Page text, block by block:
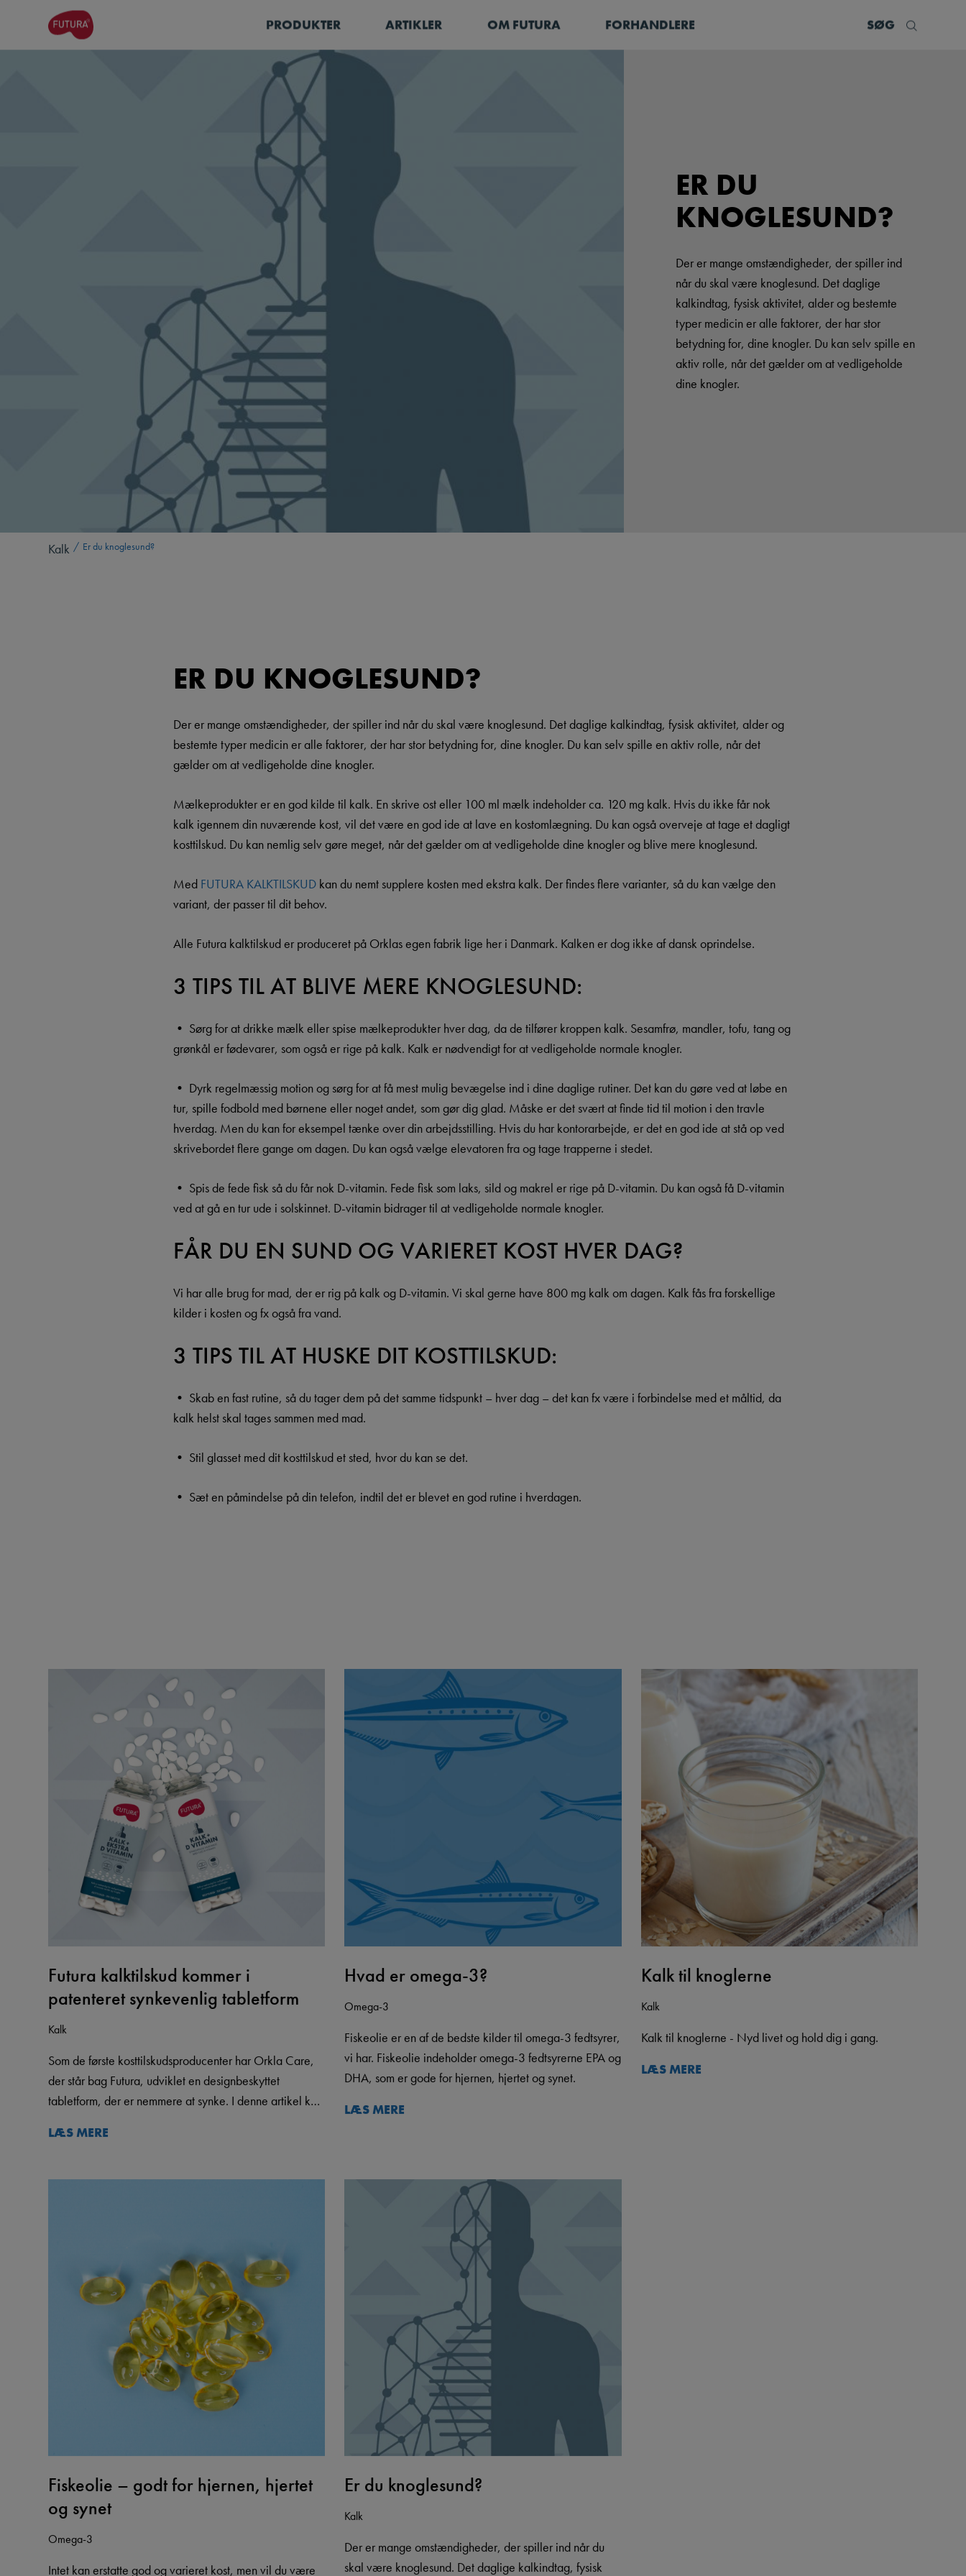
PRODUKTER ARTIKLER OM FUTURA FORHANDLERE SØG
ER DU
KNOGLESUND?
Der er mange omstændigheder, der spiller ind
når du skal være knoglesund. Det daglige
kalkindtag, fysisk aktivitet, alder og bestemte
typer medicin er alle faktorer, der har stor
betydning for, dine knogler. Du kan selv spille en
aktiv rolle, når det gælder om at vedligeholde
dine knogler.
Kalk Er du knoglesund?
ER DU KNOGLESUND?
Der er mange omstændigheder, der spiller ind når du skal være knoglesund. Det daglige kalkindtag, fysisk aktivitet, alder og
bestemte typer medicin er alle faktorer, der har stor betydning for, dine knogler. Du kan selv spille en aktiv rolle, når det
gælder om at vedligeholde dine knogler.
Mælkeprodukter er en god kilde til kalk. En skrive ost eller 100 ml mælk indeholder ca. 120 mg kalk. Hvis du ikke får nok
kalk igennem din nuværende kost, vil det være en god ide at lave en kostomlægning. Du kan også overveje at tage et dagligt
kosttilskud. Du kan nemlig selv gøre meget, når det gælder om at vedligeholde dine knogler og blive mere knoglesund.
Med FUTURA KALKTILSKUD kan du nemt supplere kosten med ekstra kalk. Der findes flere varianter, så du kan vælge den
variant, der passer til dit behov.
Alle Futura kalktilskud er produceret på Orklas egen fabrik lige her i Danmark. Kalken er dog ikke af dansk oprindelse.
3 TIPS TIL AT BLIVE MERE KNOGLESUND:
• Sørg for at drikke mælk eller spise mælkeprodukter hver dag, da de tilfører kroppen kalk. Sesamfrø, mandler, tofu, tang og
grønkål er fødevarer, som også er rige på kalk. Kalk er nødvendigt for at vedligeholde normale knogler.
• Dyrk regelmæssig motion og sørg for at få mest mulig bevægelse ind i dine daglige rutiner. Det kan du gøre ved at løbe en
tur, spille fodbold med børnene eller noget andet, som gør dig glad. Måske er det svært at finde tid til motion i den travle
hverdag. Men du kan for eksempel tænke over din arbejdsstilling. Hvis du har kontorarbejde, er det en god ide at stå op ved
skrivebordet flere gange om dagen. Du kan også vælge elevatoren fra og tage trapperne i stedet.
• Spis de fede fisk så du får nok D-vitamin. Fede fisk som laks, sild og makrel er rige på D-vitamin. Du kan også få D-vitamin
ved at gå en tur ude i solskinnet. D-vitamin bidrager til at vedligeholde normale knogler.
FÅR DU EN SUND OG VARIERET KOST HVER DAG?
Vi har alle brug for mad, der er rig på kalk og D-vitamin. Vi skal gerne have 800 mg kalk om dagen. Kalk fås fra forskellige
kilder i kosten og fx også fra vand.
3 TIPS TIL AT HUSKE DIT KOSTTILSKUD:
• Skab en fast rutine, så du tager dem på det samme tidspunkt – hver dag – det kan fx være i forbindelse med et måltid, da
kalk helst skal tages sammen med mad.
• Stil glasset med dit kosttilskud et sted, hvor du kan se det.
• Sæt en påmindelse på din telefon, indtil det er blevet en god rutine i hverdagen.
Futura kalktilskud kommer i
patenteret synkevenlig tabletform
Kalk
Som de første kosttilskudsproducenter har Orkla Care,
der står bag Futura, udviklet en designbeskyttet
tabletform, der er nemmere at synke. I denne artikel kan
kommer i.
LÆS MERE
Hvad er omega-3?
Omega-3
Fiskeolie er en af de bedste kilder til omega-3 fedtsyrer,
vi har. Fiskeolie indeholder omega-3 fedtsyrerne EPA og
DHA, som er gode for hjernen, hjertet og synet.
LÆS MERE
Kalk til knoglerne
Kalk
Kalk til knoglerne - Nyd livet og hold dig i gang.
LÆS MERE
Fiskeolie – godt for hjernen, hjertet
og synet
Omega-3
Intet kan erstatte god og varieret kost, men vil du være
Er du knoglesund?
Kalk
Der er mange omstændigheder, der spiller ind når du
skal være knoglesund. Det daglige kalkindtag, fysisk